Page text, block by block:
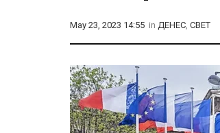
May 23, 2023 14:55 in ДЕНЕС, СВЕТ